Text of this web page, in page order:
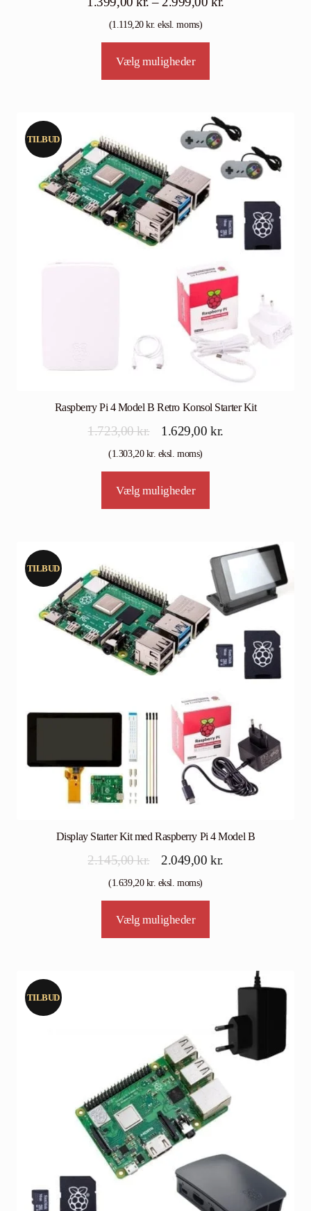
(1.119,20kr. eksl. moms)
Vælg muligheder
muunnelma.
Voit
tehdä
valinnat
tuotteen
sivulla.
Raspberry Pi 4 Model B Retro Konsol Starter Kit
TILBUD
1.723,00kr.
Den
oprindelige
pris
var:
1.629,00kr.
(1.303,20kr. eksl. moms)
Vælg muligheder
Display Starter Kit med Raspberry Pi 4 Model B
TILBUD
2.145,00kr.
Den
oprindelige
pris
var:
2.049,00kr.
(1.639,20kr. eksl. moms)
Vælg muligheder
TILBUD